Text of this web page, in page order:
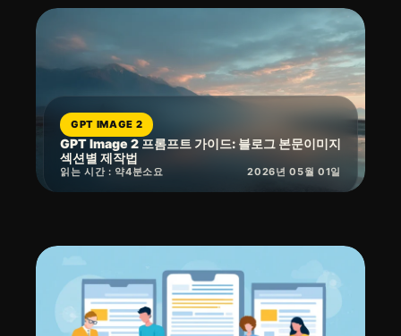
GPT IMAGE 2
GPT Image 2 프롬프트 가이드: 블로그 본문이미지
섹션별 제작법
읽는 시간 : 약4분소요 2026년 05월 01일